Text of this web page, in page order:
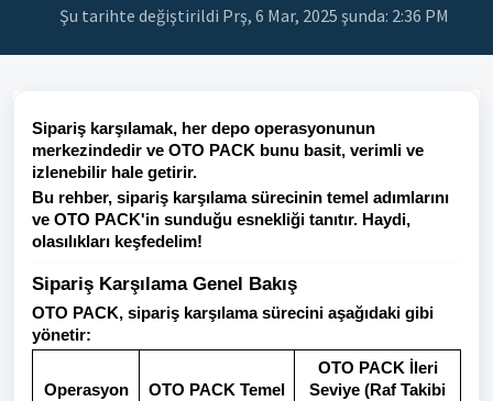
Şu tarihte değiştirildi Prş, 6 Mar, 2025 şunda: 2:36 PM
Sipariş karşılamak, her depo operasyonunun
merkezindedir ve OTO PACK bunu basit, verimli ve
izlenebilir hale getirir.
Bu rehber, sipariş karşılama sürecinin temel adımlarını
ve OTO PACK'in sunduğu esnekliği tanıtır. Haydi,
olasılıkları keşfedelim!
Sipariş Karşılama Genel Bakış
OTO PACK, sipariş karşılama sürecini aşağıdaki gibi
yönetir:
Operasyon OTO PACK Temel
OTO PACK İleri
Seviye (Raf Takibi